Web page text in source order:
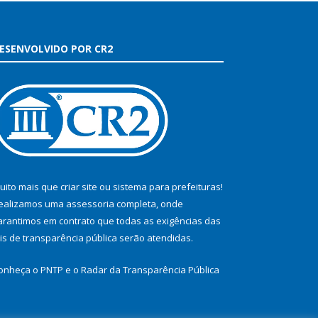
POR CR2
mais que criar site ou sistema para prefeituras!
uma assessoria completa, onde
em contrato que todas as exigências das
de transparência pública serão atendidas.
o PNTP e o Radar da Transparência Pública